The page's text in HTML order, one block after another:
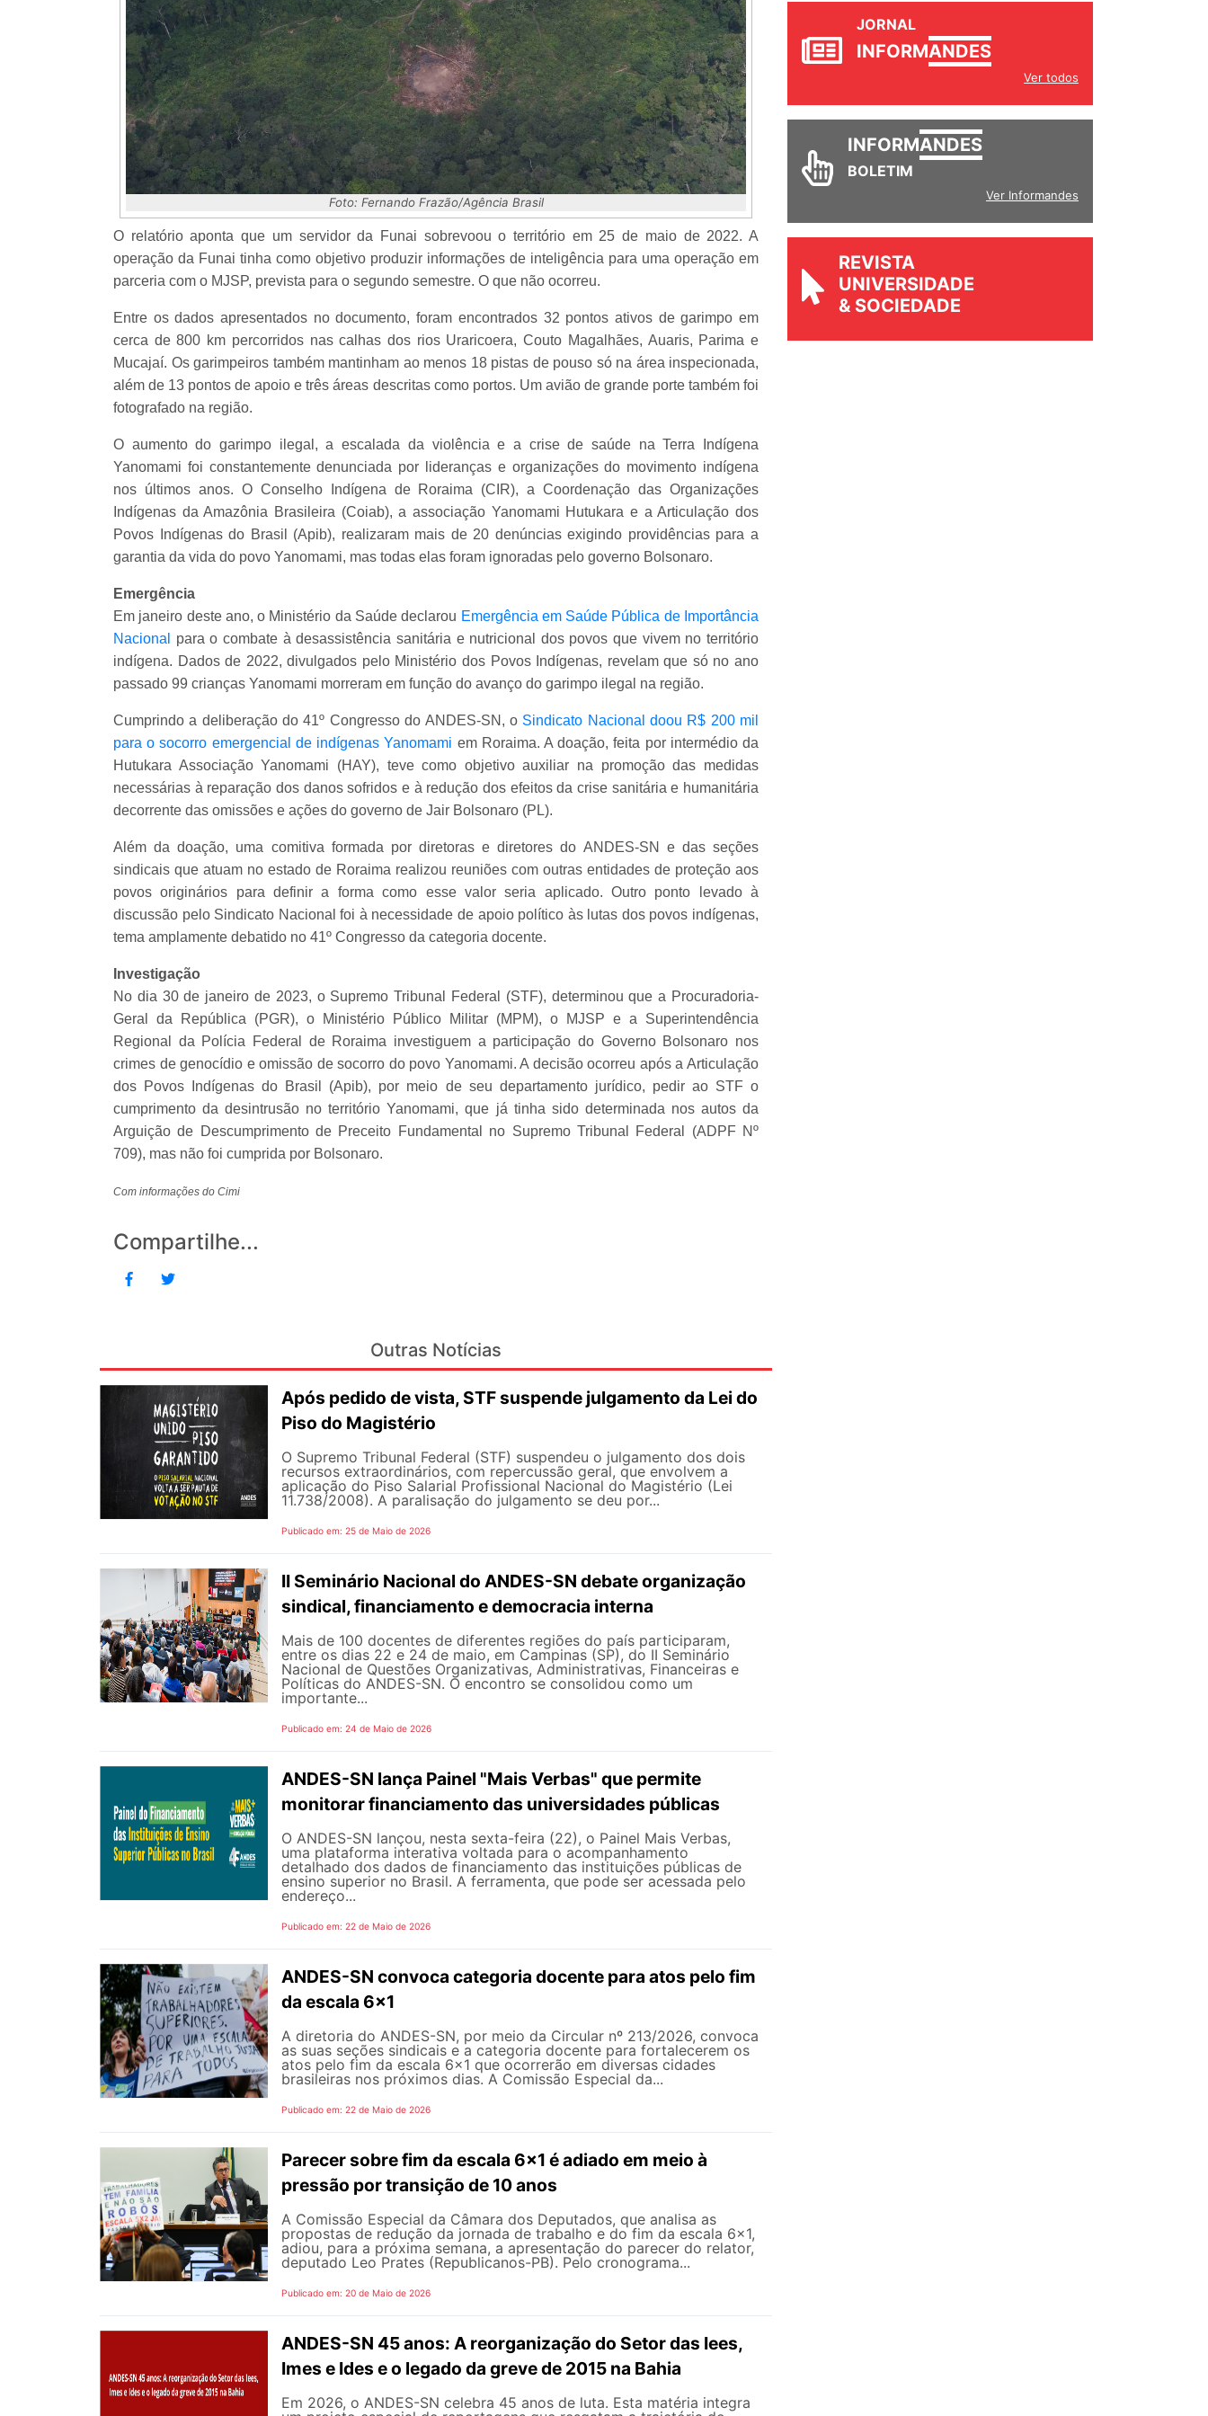
Foto: Fernando Frazão/Agência Brasil
O relatório aponta que um servidor da Funai sobrevoou o território em 25 de maio de 2022. A
operação da Funai tinha como objetivo produzir informações de inteligência para uma operação em
parceria com o MJSP, prevista para o segundo semestre. O que não ocorreu.
Entre os dados apresentados no documento, foram encontrados 32 pontos ativos de garimpo em
cerca de 800 km percorridos nas calhas dos rios Uraricoera, Couto Magalhães, Auaris, Parima e
Mucajaí. Os garimpeiros também mantinham ao menos 18 pistas de pouso só na área inspecionada,
além de 13 pontos de apoio e três áreas descritas como portos. Um avião de grande porte também foi
fotografado na região.
O aumento do garimpo ilegal, a escalada da violência e a crise de saúde na Terra Indígena
Yanomami foi constantemente denunciada por lideranças e organizações do movimento indígena
nos últimos anos. O Conselho Indígena de Roraima (CIR), a Coordenação das Organizações
Indígenas da Amazônia Brasileira (Coiab), a associação Yanomami Hutukara e a Articulação dos
Povos Indígenas do Brasil (Apib), realizaram mais de 20 denúncias exigindo providências para a
garantia da vida do povo Yanomami, mas todas elas foram ignoradas pelo governo Bolsonaro.
Emergência
Em janeiro deste ano, o Ministério da Saúde declarou Emergência em Saúde Pública de Importância
Nacional
para o combate à desassistência sanitária e nutricional dos povos que vivem no território
indígena. Dados de 2022, divulgados pelo Ministério dos Povos Indígenas, revelam que só no ano
passado 99 crianças Yanomami morreram em função do avanço do garimpo ilegal na região.
Cumprindo a deliberação do 41º Congresso do ANDES-SN, o Sindicato Nacional doou R$ 200 mil
para o socorro emergencial de indígenas Yanomami em Roraima. A doação, feita por intermédio da
Hutukara Associação Yanomami (HAY), teve como objetivo auxiliar na promoção das medidas
necessárias à reparação dos danos sofridos e à redução dos efeitos da crise sanitária e humanitária
decorrente das omissões e ações do governo de Jair Bolsonaro (PL).
Além da doação, uma comitiva formada por diretoras e diretores do ANDES-SN e das seções
sindicais que atuam no estado de Roraima realizou reuniões com outras entidades de proteção aos
povos originários para definir a forma como esse valor seria aplicado. Outro ponto levado à
discussão pelo Sindicato Nacional foi à necessidade de apoio político às lutas dos povos indígenas,
tema amplamente debatido no 41º Congresso da categoria docente.
Investigação
No dia 30 de janeiro de 2023, o Supremo Tribunal Federal (STF), determinou que a Procuradoria-
Geral da República (PGR), o Ministério Público Militar (MPM), o MJSP e a Superintendência
Regional da Polícia Federal de Roraima investiguem a participação do Governo Bolsonaro nos
crimes de genocídio e omissão de socorro do povo Yanomami. A decisão ocorreu após a Articulação
dos Povos Indígenas do Brasil (Apib), por meio de seu departamento jurídico, pedir ao STF o
cumprimento da desintrusão no território Yanomami, que já tinha sido determinada nos autos da
Arguição de Descumprimento de Preceito Fundamental no Supremo Tribunal Federal (ADPF Nº
709), mas não foi cumprida por Bolsonaro.
Com informações do Cimi
Compartilhe...
Outras Notícias
Após pedido de vista, STF suspende julgamento da Lei do
Piso do Magistério
O Supremo Tribunal Federal (STF) suspendeu o julgamento dos dois
recursos extraordinários, com repercussão geral, que envolvem a
aplicação do Piso Salarial Profissional Nacional do Magistério (Lei
11.738/2008). A paralisação do julgamento se deu por...
Publicado em: 25 de Maio de 2026
II Seminário Nacional do ANDES-SN debate organização
sindical, financiamento e democracia interna
Mais de 100 docentes de diferentes regiões do país participaram,
entre os dias 22 e 24 de maio, em Campinas (SP), do II Seminário
Nacional de Questões Organizativas, Administrativas, Financeiras e
Políticas do ANDES-SN. O encontro se consolidou como um
importante...
Publicado em: 24 de Maio de 2026
ANDES-SN lança Painel "Mais Verbas" que permite
monitorar financiamento das universidades públicas
O ANDES-SN lançou, nesta sexta-feira (22), o Painel Mais Verbas,
uma plataforma interativa voltada para o acompanhamento
detalhado dos dados de financiamento das instituições públicas de
ensino superior no Brasil. A ferramenta, que pode ser acessada pelo
endereço...
Publicado em: 22 de Maio de 2026
ANDES-SN convoca categoria docente para atos pelo fim
da escala 6x1
A diretoria do ANDES-SN, por meio da Circular nº 213/2026, convoca
as suas seções sindicais e a categoria docente para fortalecerem os
atos pelo fim da escala 6x1 que ocorrerão em diversas cidades
brasileiras nos próximos dias. A Comissão Especial da...
Publicado em: 22 de Maio de 2026
Parecer sobre fim da escala 6x1 é adiado em meio à
pressão por transição de 10 anos
A Comissão Especial da Câmara dos Deputados, que analisa as
propostas de redução da jornada de trabalho e do fim da escala 6x1,
adiou, para a próxima semana, a apresentação do parecer do relator,
deputado Leo Prates (Republicanos-PB). Pelo cronograma...
Publicado em: 20 de Maio de 2026
ANDES-SN 45 anos: A reorganização do Setor das Iees,
Imes e Ides e o legado da greve de 2015 na Bahia
Em 2026, o ANDES-SN celebra 45 anos de luta. Esta matéria integra
JORNAL
INFORMANDES
Ver todos
INFORMANDES
BOLETIM
Ver Informandes
REVISTA
UNIVERSIDADE
& SOCIEDADE